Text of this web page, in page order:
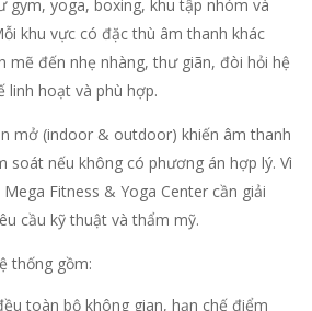
gym, yoga, boxing, khu tập nhóm và
khu vực có đặc thù âm thanh khác
mẽ đến nhẹ nhàng, thư giãn, đòi hỏi hệ
linh hoạt và phù hợp.
mở (indoor & outdoor) khiến âm thanh
soát nếu không có phương án hợp lý. Vì
Fitness & Yoga Center cần giải
cầu kỹ thuật và thẩm mỹ.
thống gồm:
toàn bộ không gian, hạn chế điểm